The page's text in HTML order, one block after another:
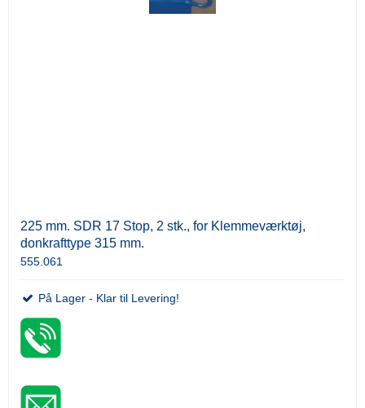
225 mm. SDR 17 Stop, 2 stk., for Klemmeværktøj,
donkrafttype 315 mm.
555.061
På Lager - Klar til Levering!